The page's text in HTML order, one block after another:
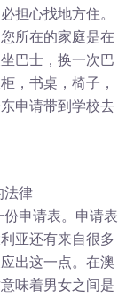
担心找地方住。
所在的家庭是在
巴士，换一次巴
，书桌，椅子，
申请带到学校去
法律
申请表。申请表
亚还有来自很多
出这一点。在澳
味着男女之间是